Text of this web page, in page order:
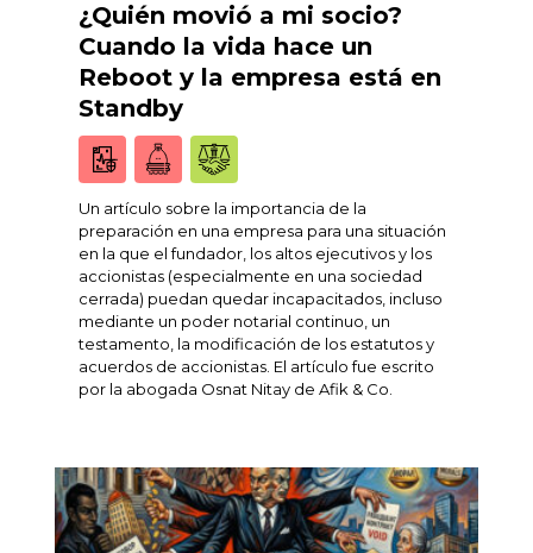
¿Quién movió a mi socio?
Cuando la vida hace un
Reboot y la empresa está en
Standby
Un artículo sobre la importancia de la
preparación en una empresa para una situación
en la que el fundador, los altos ejecutivos y los
accionistas (especialmente en una sociedad
cerrada) puedan quedar incapacitados, incluso
mediante un poder notarial continuo, un
testamento, la modificación de los estatutos y
acuerdos de accionistas. El artículo fue escrito
por la abogada Osnat Nitay de Afik & Co.